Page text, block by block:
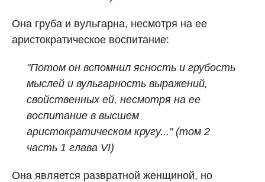
Она груба и вульгарна, несмотря на ее
аристократическое воспитание:
"Потом он вспомнил ясность и грубость
мыслей и вульгарность выражений,
свойственных ей, несмотря на ее
воспитание в высшем
аристократическом кругу..." (том 2
часть 1 глава VI)
Она является развратной женщиной, но